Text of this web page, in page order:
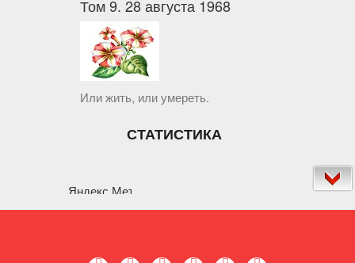
Том 9. 28 августа 1968
Или жить, или умереть.
СТАТИСТИКА